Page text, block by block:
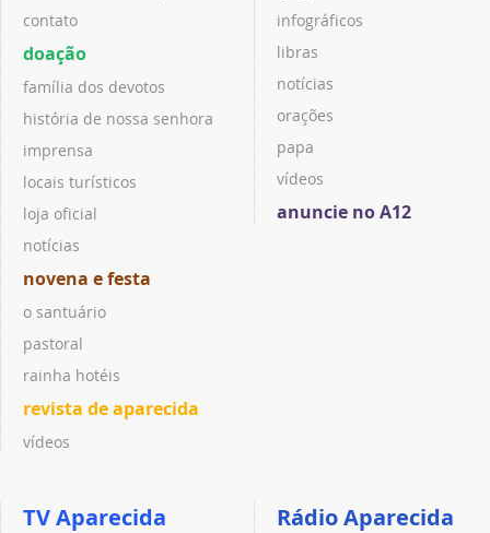
contato
doação
família dos devotos
história de nossa senhora
imprensa
locais turísticos
loja oficial
notícias
novena e festa
o santuário
pastoral
rainha hotéis
revista de aparecida
vídeos
infográficos
libras
notícias
orações
papa
vídeos
anuncie no A12
TV Aparecida Rádio Aparecida